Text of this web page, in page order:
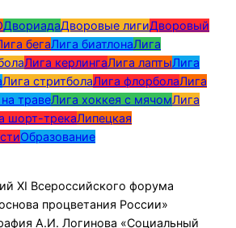
ДвориадаДворовые лигиДворовый
бегаЛига биатлонаЛига
Лига керлингаЛига лаптыЛига
Лига стритболаЛига флорболаЛига
травеЛига хоккея с мячомЛига
шорт-трекаЛипецкая
Образование
XI Всероссийского форума
процветания России»
А.И. Логинова «Социальный